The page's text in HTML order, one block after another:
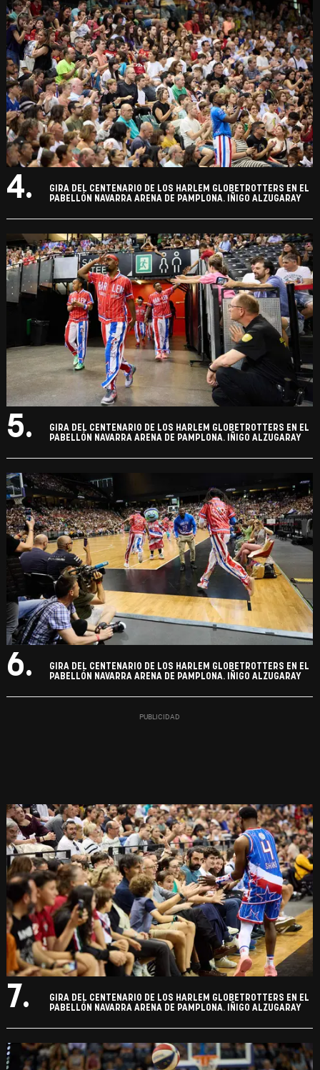
4.
GIRA DEL CENTENARIO DE LOS HARLEM GLOBETROTTERS EN EL
PABELLÓN NAVARRA ARENA DE PAMPLONA. IÑIGO ALZUGARAY
5.
GIRA DEL CENTENARIO DE LOS HARLEM GLOBETROTTERS EN EL
PABELLÓN NAVARRA ARENA DE PAMPLONA. IÑIGO ALZUGARAY
6.
GIRA DEL CENTENARIO DE LOS HARLEM GLOBETROTTERS EN EL
PABELLÓN NAVARRA ARENA DE PAMPLONA. IÑIGO ALZUGARAY
7.
GIRA DEL CENTENARIO DE LOS HARLEM GLOBETROTTERS EN EL
PABELLÓN NAVARRA ARENA DE PAMPLONA. IÑIGO ALZUGARAY